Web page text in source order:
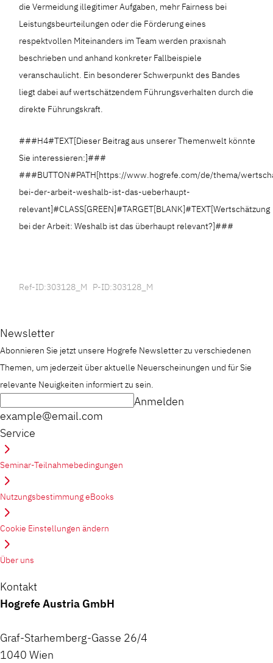
die Vermeidung illegitimer Aufgaben, mehr Fairness bei
Leistungsbeurteilungen oder die Förderung eines
respektvollen Miteinanders im Team werden praxisnah
beschrieben und anhand konkreter Fallbeispiele
veranschaulicht. Ein besonderer Schwerpunkt des Bandes
liegt dabei auf wertschätzendem Führungsverhalten durch die
direkte Führungskraft.
###H4#TEXT[Dieser Beitrag aus unserer Themenwelt könnte
Sie interessieren:]###
###BUTTON#PATH[https://www.hogrefe.com/de/thema/
bei-der-arbeit-weshalb-ist-das-ueberhaupt-
relevant]#CLASS[GREEN]#TARGET[BLANK]#TEXT[Wertschätzung
bei der Arbeit: Weshalb ist das überhaupt relevant?]###
Ref-ID:303128_M P-ID:303128_M
Newsletter
Abonnieren Sie jetzt unsere Hogrefe Newsletter zu verschiedenen
Themen, um jederzeit über aktuelle Neuerscheinungen und für Sie
relevante Neuigkeiten informiert zu sein.
example@email.com
Anmelden
Service
Seminar-Teilnahmebedingungen
Nutzungsbestimmung eBooks
Cookie Einstellungen ändern
Über uns
Kontakt
Hogrefe Austria GmbH
Graf-Starhemberg-Gasse 26/4
1040 Wien